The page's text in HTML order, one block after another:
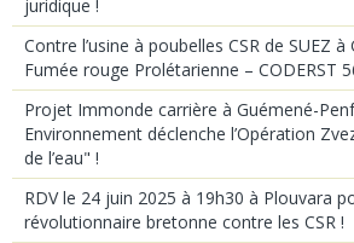
juridique !
Contre l’usine à poubelles CSR de SUEZ
Fumée rouge Prolétarienne – CODERST
Projet Immonde carrière à Guémené-
Environnement déclenche l’Opération
de l’eau" !
RDV le 24 juin 2025 à 19h30 à Plouvara
révolutionnaire bretonne contre les CSR !